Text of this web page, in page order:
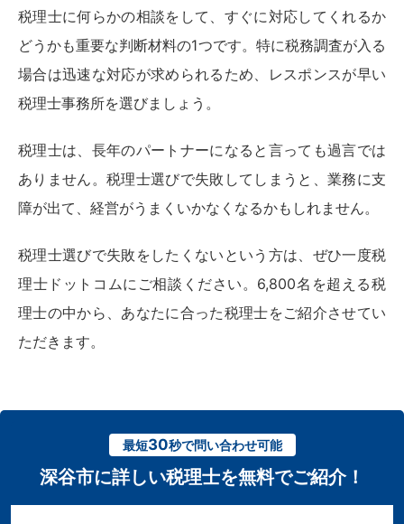
税理士に何らかの相談をして、すぐに対応してくれるか
どうかも重要な判断材料の1つです。特に税務調査が入る
場合は迅速な対応が求められるため、レスポンスが早い
税理士事務所を選びましょう。
税理士は、長年のパートナーになると言っても過言では
ありません。税理士選びで失敗してしまうと、業務に支
障が出て、経営がうまくいかなくなるかもしれません。
税理士選びで失敗をしたくないという方は、ぜひ一度税
理士ドットコムにご相談ください。6,800名を超える税
理士の中から、あなたに合った税理士をご紹介させてい
ただきます。
最短30秒で問い合わせ可能
深谷市に詳しい税理士を無料でご紹介！